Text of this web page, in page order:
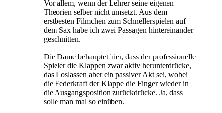
Vor allem, wenn der Lehrer seine eigenen
Theorien selber nicht umsetzt. Aus dem
erstbesten Filmchen zum Schnellerspielen auf
dem Sax habe ich zwei Passagen hintereinander
geschnitten.
Die Dame behauptet hier, dass der professionelle
Spieler die Klappen zwar aktiv herunterdrücke,
das Loslassen aber ein passiver Akt sei, wobei
die Federkraft der Klappe die Finger wieder in
die Ausgangsposition zurückdrücke. Ja, dass
solle man mal so einüben.